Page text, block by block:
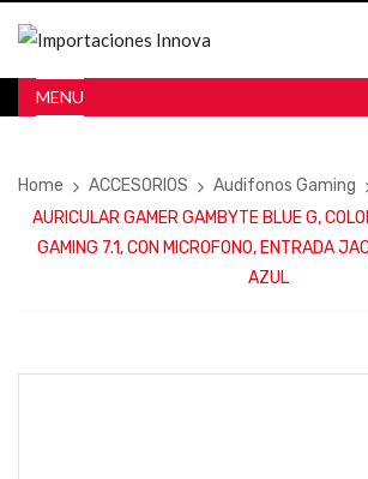
MENU
Home ACCESORIOS
Audifonos Gaming
AURICULAR GAMER GAMBYTE BLUE G,
GAMING 7.1, CON MICROFONO, ENTRADA
AZUL